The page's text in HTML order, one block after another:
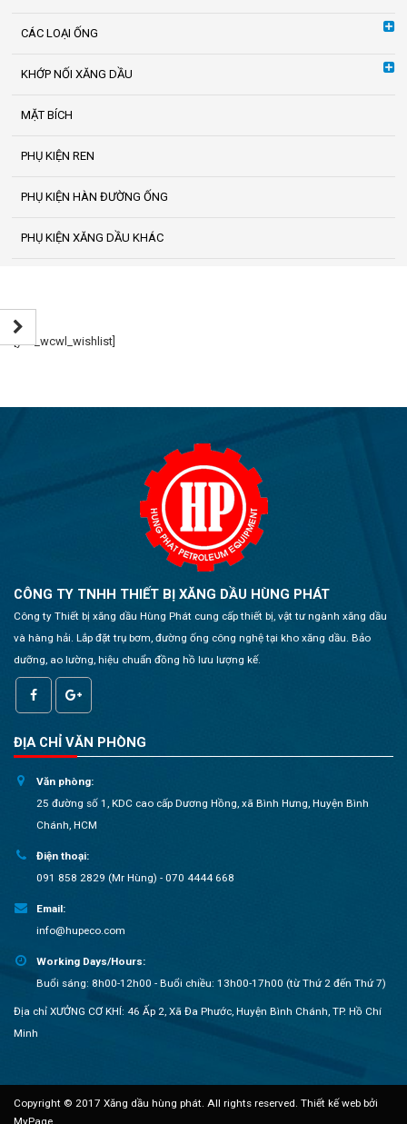
CÁC LOẠI ỐNG
KHỚP NỐI XĂNG DẦU
MẶT BÍCH
PHỤ KIỆN REN
PHỤ KIỆN HÀN ĐƯỜNG ỐNG
PHỤ KIỆN XĂNG DẦU KHÁC
[yith_wcwl_wishlist]
CÔNG TY TNHH THIẾT BỊ XĂNG DẦU HÙNG PHÁT
Công ty Thiết bị xăng dầu Hùng Phát cung cấp thiết bị, vật tư ngành xăng dầu
và hàng hải. Lắp đặt trụ bơm, đường ống công nghệ tại kho xăng dầu. Bảo
dưỡng, ao lường, hiệu chuẩn đồng hồ lưu lượng kế.
ĐỊA CHỈ VĂN PHÒNG
Văn phòng:
25 đường số 1, KDC cao cấp Dương Hồng, xã Bình Hưng, Huyện Bình
Chánh, HCM
Điện thoại:
091 858 2829 (Mr Hùng) - 070 4444 668
Email:
info@hupeco.com
Working Days/Hours:
Buổi sáng: 8h00-12h00 - Buổi chiều: 13h00-17h00 (từ Thứ 2 đến Thứ 7)
Địa chỉ XƯỞNG CƠ KHÍ: 46 Ấp 2, Xã Đa Phước, Huyện Bình Chánh, TP. Hồ Chí
Minh
Copyright © 2017 Xăng dầu hùng phát. All rights reserved. Thiết kế web bởi